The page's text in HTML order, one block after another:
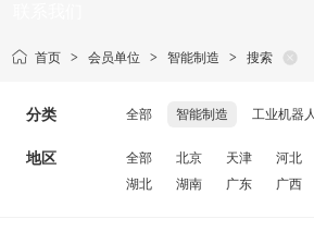
首页 > 会员单位 > 智能制造 > 搜索
分类 全部 智能制造 工业机器人
地区 全部 北京 天津 河北
湖北
湖南 广东 广西